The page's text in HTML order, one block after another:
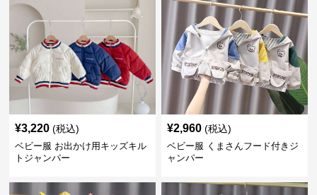
¥3,220 (税込)
ベビー服 お出かけ用キッズキル
トジャンパー
¥2,960 (税込)
ベビー服 くまさんフード付きジ
ャンパー